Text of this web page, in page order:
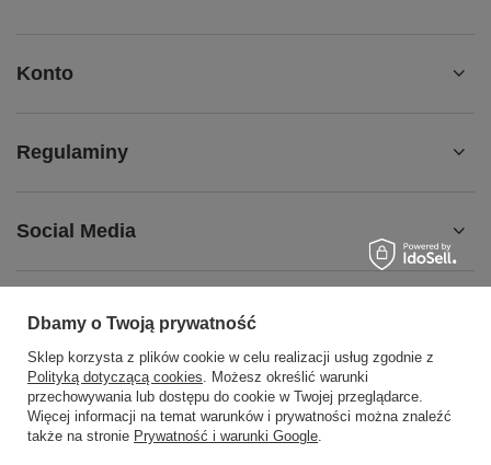
Konto
Regulaminy
Social Media
508372615 biuro@centrumwarsztatowe.pl
CentrumWarsztatowe.pl,Hetmańska 25,15-727Białystok
Dbamy o Twoją prywatność
Sklep korzysta z plików cookie w celu realizacji usług zgodnie z
Polityką dotyczącą cookies. Możesz określić warunki
przechowywania lub dostępu do cookie w Twojej przeglądarce.
Więcej informacji na temat warunków i prywatności można znaleźć
także na stronie Prywatność i warunki Google.